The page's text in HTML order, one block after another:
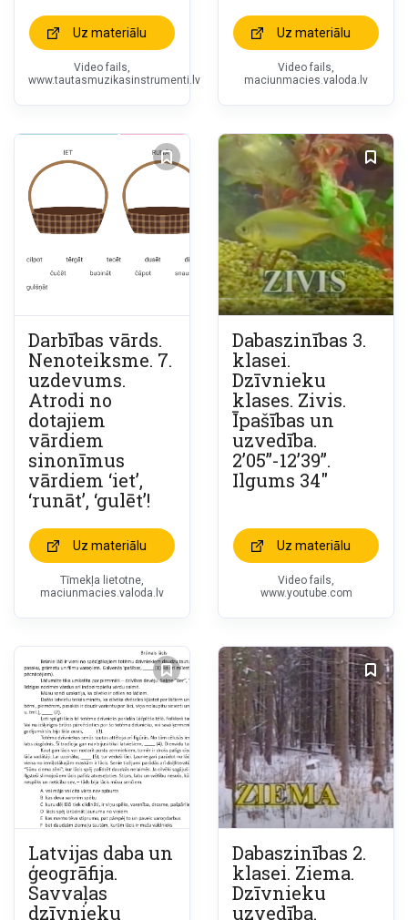
Uz materiālu
Video fails,
www.tautasmuzikasinstrumenti.lv
Uz materiālu
Video fails,
maciunmacies.valoda.lv
Darbības vārds.
Nenoteiksme. 7.
uzdevums.
Atrodi no
dotajiem
vārdiem
sinonīmus
vārdiem ‘iet’,
‘runāt’, ‘gulēt’!
Uz materiālu
Tīmekļa lietotne,
maciunmacies.valoda.lv
Dabaszinības 3.
klasei.
Dzīvnieku
klases. Zivis.
Īpašības un
uzvedība.
2’05”-12’39”.
Ilgums 34″
Uz materiālu
Video fails,
www.youtube.com
Latvijas daba un
ģeogrāfija.
Savvaļas
dzīvnieku
Dabaszinības 2.
klasei. Ziema.
Dzīvnieku
uzvedība.